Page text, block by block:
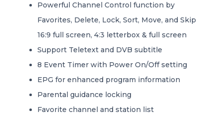
Powerful Channel Control function by
Favorites, Delete, Lock, Sort, Move, and Skip
16:9 full screen, 4:3 letterbox & full screen
Support Teletext and DVB subtitle
8 Event Timer with Power On/Off setting
EPG for enhanced program information
Parental guidance locking
Favorite channel and station list